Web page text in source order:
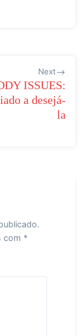
Next
ISSUES:
a desejá-
la
com *